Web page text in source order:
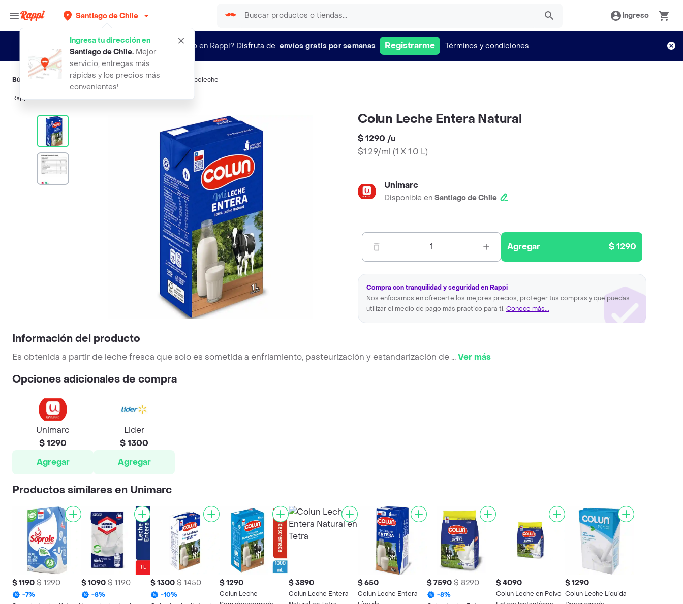
Santiago de Chile
Ingresa tu dirección en
Santiago de Chile. Mejor
servicio, entregas más
rápidas y los precios más
convenientes!
Ingreso
¿Nuevo en Rappi? Disfruta de envíos gratis por semanas Registrarme Términos y condiciones
Búsquedas relacionadas:Leche natural,Colun,Soprole Loncoleche
Rappi colun leche entera natural
Colun Leche Entera Natural
$ 1290 /u
$1.29/ml (1 X 1.0 L)
Unimarc
Disponible en Santiago de Chile
1 Agregar $ 1290
Compra con tranquilidad y seguridad en Rappi
Nos enfocamos en ofrecerte los mejores precios, proteger tus compras y que puedas
utilizar el medio de pago más practico para ti. Conoce más...
Información del producto
Es obtenida a partir de leche fresca que solo es sometida a enfriamiento, pasteurización y estandarización de ...Ver más
Opciones adicionales de compra
Unimarc
$ 1290
Agregar
Lider
$ 1300
Agregar
Productos similares en Unimarc
$ 1190 $ 1290
-7%
$ 1090 $ 1190
-8%
$ 1300 $ 1450
-10%
$ 1290
Colun Leche
$ 3890
Colun Leche Entera
$ 650
Colun Leche Entera
$ 7590 $ 8290
-8%
$ 4090
Colun Leche en Polvo
$ 1290
Colun Leche Líquida